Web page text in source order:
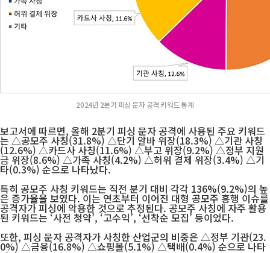
2024년 2분기 피싱 문자 공격 키워드 통계
보고서에 따르면, 올해 2분기 피싱 문자 공격에 사용된 주요 키워드
는 △공모주 사칭(31.8%) △단기 알바 위장(18.3%) △기관 사칭
(12.6%) △카드사 사칭(11.6%) △부고 위장(9.2%) △정부 지원
금 위장(8.6%) △가족 사칭(4.2%) △허위 결제 위장(3.4%) △기
타(0.3%) 순으로 나타났다.
특히 공모주 사칭 키워드는 직전 분기 대비 각각 136%(9.2%)의 높
은 증가율을 보였다. 이는 연초부터 이어진 대형 공모주 흥행 이슈를
공격자가 피싱에 악용한 것으로 추정된다. 공모주 사칭에 자주 활용
된 키워드는 ‘사전 청약’, ‘고수익’, ‘선착순 모집’ 등이었다.
또한, 피싱 문자 공격자가 사칭한 산업군의 비중은 △정부 기관(23.
0%) △금융(16.8%) △쇼핑몰(5.1%) △택배(0.4%) 순으로 나타